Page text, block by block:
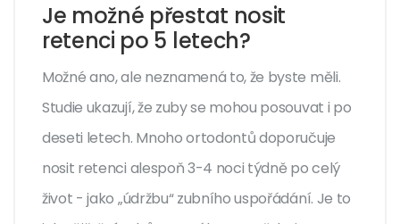
Je možné přestat nosit
retenci po 5 letech?
Možné ano, ale neznamená to, že byste měli.
Studie ukazují, že zuby se mohou posouvat i po
deseti letech. Mnoho ortodontů doporučuje
nosit retenci alespoň 3-4 noci týdně po celý
život - jako „údržbu“ zubního uspořádání. Je to